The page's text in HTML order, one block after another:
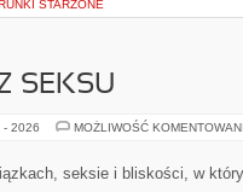
STARZONE
SEKSU
- 2026 MOŻLIWOŚĆ
seksie i bliskości, w